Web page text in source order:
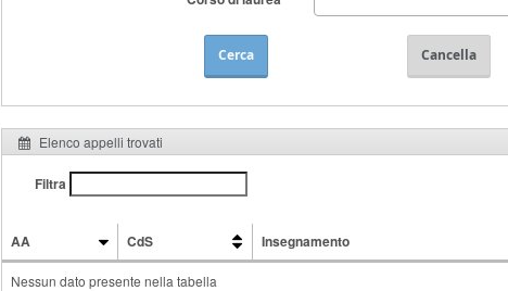
Cerca Cancella
Elenco appelli trovati
Filtra
AA CdS Insegnamento
Nessun dato presente nella tabella